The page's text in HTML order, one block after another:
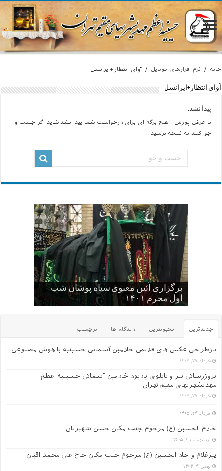
خانه / نرم افزارهای موبایل / آوای انتظار+ایرانسل
آوای انتظار+ایرانسل
پیدا نشد.
با عرض پوزش ، هیچ برگه ای برای درخواست شما پیدا نشد.شاید اگر جست و
جو کنید به نتیجه برسید.
برگزاری آئین معنوی سیاه پوشان شب
اول محرم ۱۴۰۱
عکس یادگاری سالهای قدیم -۱
یک عکس از قدیم های دور
گلچین کلیپ های سایت
کودکان , نوجوانان و جوانان عاشورایی
حسینیه
جدیدترین محبوبترین دیدگاه ها برچسب
بازطراحی عکس های قدیمی خادمین آسمانی حسینیه با هوش مصنوعی
خرداد ۲۷, ۱۴۰۵
بروزرسانی بنر و تابلوی یادبود خادمین آسمانی حسینیه اعظم
مهدیشهریهای مقیم تهران
خرداد ۲۷, ۱۴۰۵
خرداد ۲۳, ۱۴۰۵
خادم الحسین (ع) مرحوم جنت مکان حسن شهپریان
اردیبهشت ۴, ۱۴۰۵
پیرغلام و خاد الحسین (ع) مرحوم جنت مکان حاج علی محمد اقیان
بهمن ۳, ۱۴۰۴